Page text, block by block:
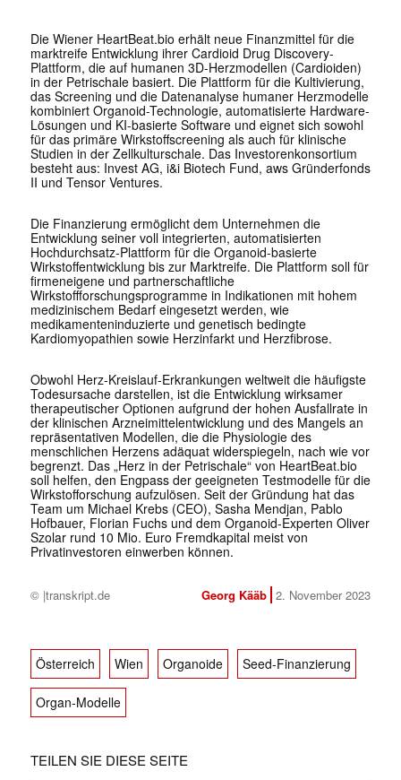
Die Wiener HeartBeat.bio erhält neue Finanzmittel für die
marktreife Entwicklung ihrer Cardioid Drug Discovery-
Plattform, die auf humanen 3D-Herzmodellen (Cardioiden)
in der Petrischale basiert. Die Plattform für die Kultivierung,
das Screening und die Datenanalyse humaner Herzmodelle
kombiniert Organoid-Technologie, automatisierte Hardware-
Lösungen und KI-basierte Software und eignet sich sowohl
für das primäre Wirkstoffscreening als auch für klinische
Studien in der Zellkulturschale. Das Investorenkonsortium
besteht aus: Invest AG, i&i Biotech Fund, aws Gründerfonds
II und Tensor Ventures.
Die Finanzierung ermöglicht dem Unternehmen die
Entwicklung seiner voll integrierten, automatisierten
Hochdurchsatz-Plattform für die Organoid-basierte
Wirkstoffentwicklung bis zur Marktreife. Die Plattform soll für
firmeneigene und partnerschaftliche
Wirkstoffforschungsprogramme in Indikationen mit hohem
medizinischem Bedarf eingesetzt werden, wie
medikamenteninduzierte und genetisch bedingte
Kardiomyopathien sowie Herzinfarkt und Herzfibrose.
Obwohl Herz-Kreislauf-Erkrankungen weltweit die häufigste
Todesursache darstellen, ist die Entwicklung wirksamer
therapeutischer Optionen aufgrund der hohen Ausfallrate in
der klinischen Arzneimittelentwicklung und des Mangels an
repräsentativen Modellen, die die Physiologie des
menschlichen Herzens adäquat widerspiegeln, nach wie vor
begrenzt. Das „Herz in der Petrischale“ von HeartBeat.bio
soll helfen, den Engpass der geeigneten Testmodelle für die
Wirkstofforschung aufzulösen. Seit der Gründung hat das
Team um Michael Krebs (CEO), Sasha Mendjan, Pablo
Hofbauer, Florian Fuchs und dem Organoid-Experten Oliver
Szolar rund 10 Mio. Euro Fremdkapital meist von
Privatinvestoren einwerben können.
© |transkript.de Georg Kääb 2. November 2023
Österreich Wien Organoide Seed-Finanzierung
Organ-Modelle
TEILEN SIE DIESE SEITE